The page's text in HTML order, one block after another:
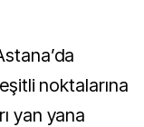
noktalarına
yan yana